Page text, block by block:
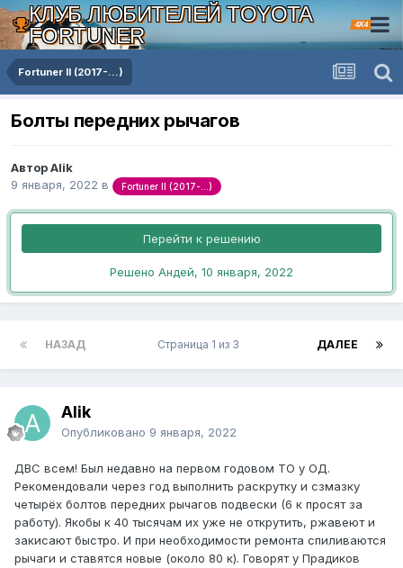
КЛУБ ЛЮБИТЕЛЕЙ TOYOTA
FORTUNER
4X4
Fortuner II (2017-...)
Болты передних рычагов
Автор Alik
9 января, 2022 в Fortuner II (2017-...)
Перейти к решению
Решено Андей, 10 января, 2022
НАЗАД ДАЛЕЕ
Страница 1 из 3
Alik
Опубликовано 9 января, 2022
ДВС всем! Был недавно на первом годовом ТО у ОД.
Рекомендовали через год выполнить раскрутку и сзмазку
четырёх болтов передних рычагов подвески (6 к просят за
работу). Якобы к 40 тысячам их уже не открутить, ржавеют и
закисают быстро. И при необходимости ремонта спиливаются
рычаги и ставятся новые (около 80 к). Говорят у Прадиков